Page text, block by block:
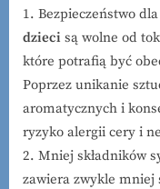
1. Bezpieczeństwo
dzieci są wolne od
które potrafią być
Poprzez unikanie
aromatycznych i
ryzyko alergii cery i
2. Mniej składników
zawiera zwykle mniej